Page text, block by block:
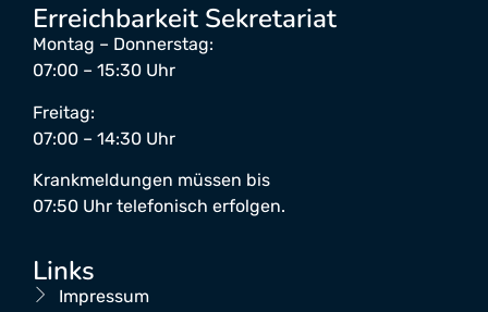
Erreichbarkeit Sekretariat
Montag – Donnerstag:
07:00 – 15:30 Uhr
Freitag:
07:00 – 14:30 Uhr
Krankmeldungen müssen bis
07:50 Uhr telefonisch erfolgen.
Links
Impressum